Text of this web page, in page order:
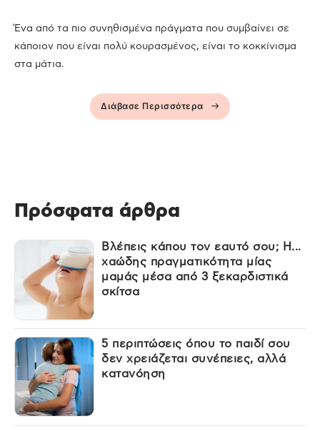
Ένα από τα πιο συνηθισμένα πράγματα που συμβαίνει σε
κάποιον που είναι πολύ κουρασμένος, είναι το κοκκίνισμα
στα μάτια.
Διάβασε Περισσότερα
Πρόσφατα άρθρα
Βλέπεις κάπου τον εαυτό σου; Η...
χαώδης πραγματικότητα μίας
μαμάς μέσα από 3 ξεκαρδιστικά
σκίτσα
5 περιπτώσεις όπου το παιδί σου
δεν χρειάζεται συνέπειες, αλλά
κατανόηση